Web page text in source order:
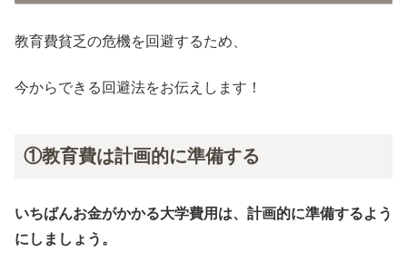
教育費貧乏の危機を回避するため、
今からできる回避法をお伝えします！
①教育費は計画的に準備する
いちばんお金がかかる大学費用は、計画的に準備するよう
にしましょう。